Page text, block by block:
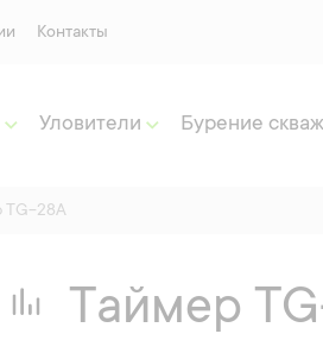
Контакты
Уловители Бурение
TG-28A
Таймер